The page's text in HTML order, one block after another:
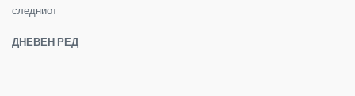
следниот
ДНЕВЕН РЕД